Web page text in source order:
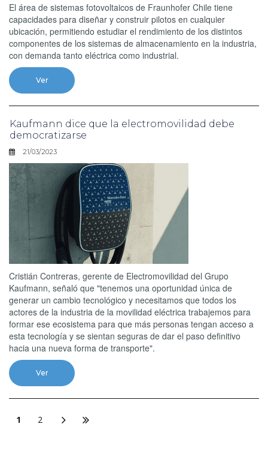
El área de sistemas fotovoltaicos de Fraunhofer Chile tiene
capacidades para diseñar y construir pilotos en cualquier
ubicación, permitiendo estudiar el rendimiento de los distintos
componentes de los sistemas de almacenamiento en la industria,
con demanda tanto eléctrica como industrial.
Ver
Kaufmann dice que la electromovilidad debe
democratizarse
21/03/2023
Cristián Contreras, gerente de Electromovilidad del Grupo
Kaufmann, señaló que "tenemos una oportunidad única de
generar un cambio tecnológico y necesitamos que todos los
actores de la industria de la movilidad eléctrica trabajemos para
formar ese ecosistema para que más personas tengan acceso a
esta tecnología y se sientan seguras de dar el paso definitivo
hacia una nueva forma de transporte".
Ver
1 2